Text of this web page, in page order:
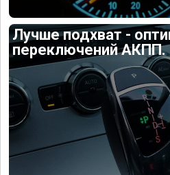
Лучше подхват -
переключений АКПП.